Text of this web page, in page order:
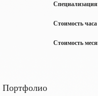
Стоимость
Стоимость
Портфолио